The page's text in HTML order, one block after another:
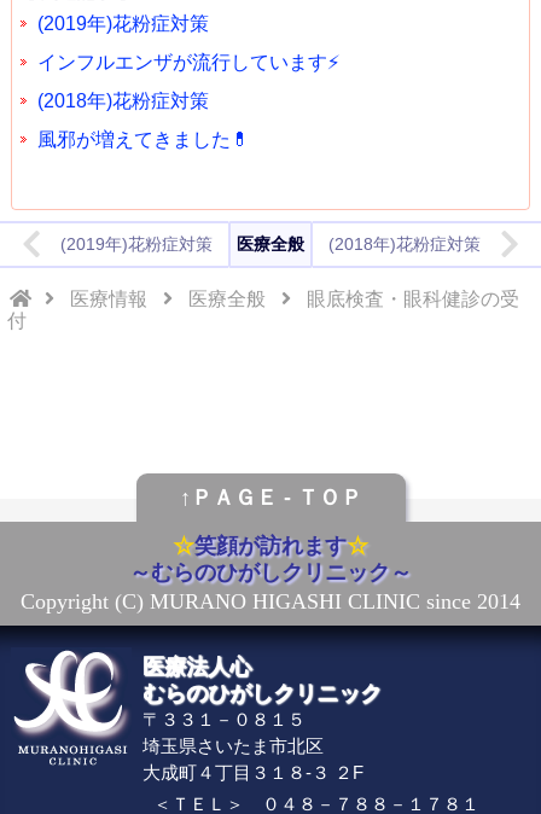
(2019年)花粉症対策
インフルエンザが流行しています⚡
(2018年)花粉症対策
風邪が増えてきました💊
(2019年)花粉症対策 医療全般 (2018年)花粉症対策
医療情報 医療全般
眼底検査・眼科健診の受
付
↑ＰＡＧＥ - ＴＯＰ
☆笑顔が訪れます☆
～むらのひがしクリニック～
Copyright (C) MURANO HIGASHI CLINIC since 2014
医療法人心
むらのひがしクリニック
〒３３１－０８１５
埼玉県さいたま市北区
大成町４丁目３１８-３ ２F
＜ＴＥＬ＞
０４８－７８８－１７８１